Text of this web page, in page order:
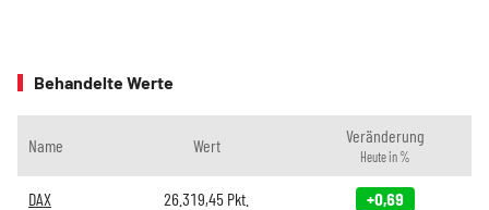
Behandelte Werte
Name Wert Veränderung
Heute in %
DAX 26.319,45 Pkt. +0,69